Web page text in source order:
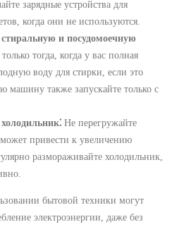
зарядные устройства для
когда они не используются.
и посудомоечную
тогда, когда у вас полная
воду для стирки, если это
машину также запускайте только с
Не перегружайте
привести к увеличению
размораживайте холодильник,
бытовой техники могут
электроэнергии, даже без